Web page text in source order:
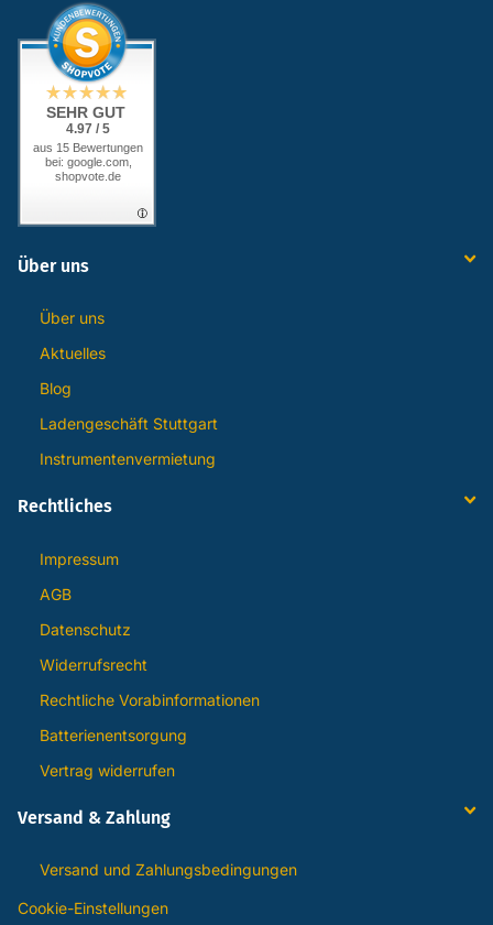
SEHR GUT
4.97 / 5
aus 15 Bewertungen
bei: google.com,
shopvote.de
Über uns
Über uns
Aktuelles
Blog
Ladengeschäft Stuttgart
Instrumentenvermietung
Rechtliches
Impressum
AGB
Datenschutz
Widerrufsrecht
Rechtliche Vorabinformationen
Batterienentsorgung
Vertrag widerrufen
Versand & Zahlung
Versand und Zahlungsbedingungen
Cookie-Einstellungen